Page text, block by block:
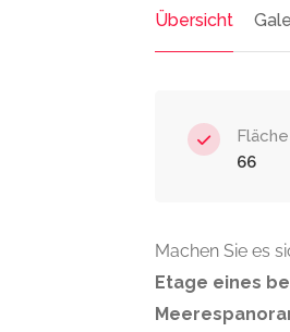
Übersicht
Fläche
66
Machen Sie es
Etage eines